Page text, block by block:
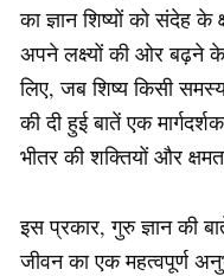
का ज्ञान शिष्यों को संदेह
अपने लक्ष्यों की ओर बढ़ने
लिए, जब शिष्य किसी
की दी हुई बातें एक
भीतर की शक्तियों और
इस प्रकार, गुरु ज्ञान की
जीवन का एक महत्वपूर्ण